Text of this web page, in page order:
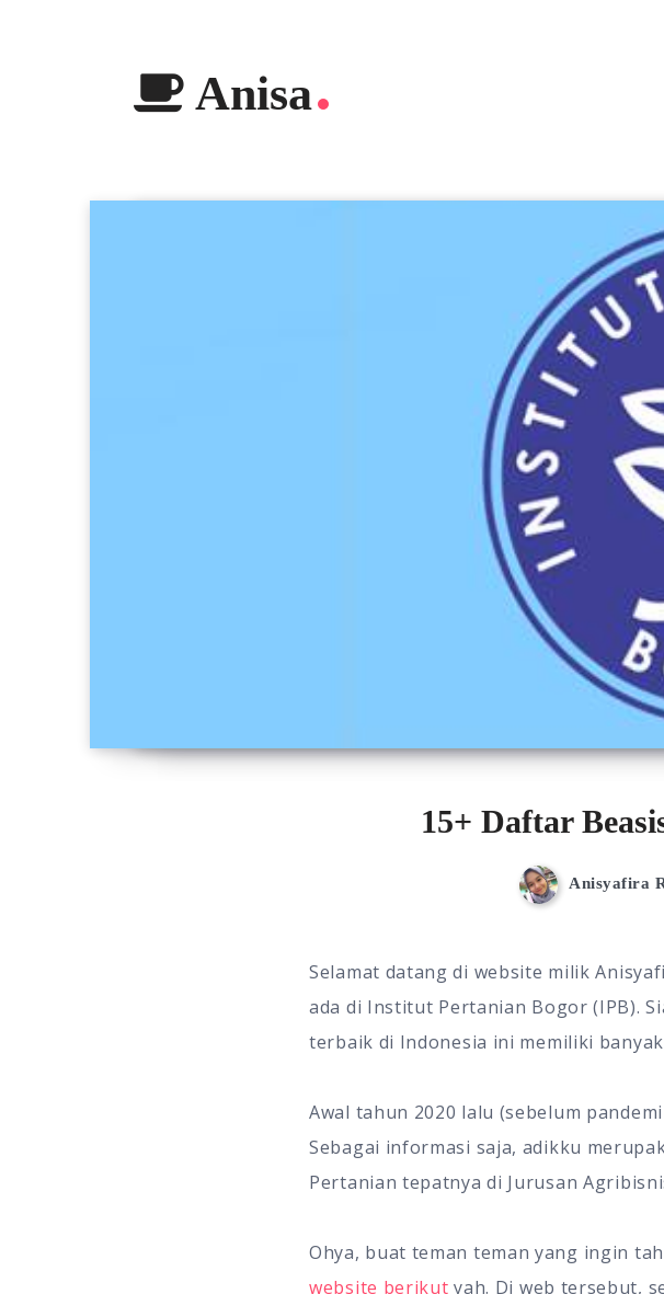
Anisa
15+ Daftar
Anisyafira
Selamat datang di website milik
ada di Institut Pertanian Bogor (IPB).
terbaik di Indonesia ini memiliki
Awal tahun 2020 lalu (sebelum
Sebagai informasi saja, adikku
Pertanian tepatnya di Jurusan
Ohya, buat teman teman yang ingin
website berikut yah. Di web tersebut,